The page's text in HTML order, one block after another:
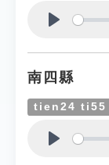
南四縣
tien24 ti55